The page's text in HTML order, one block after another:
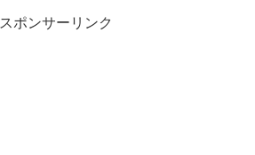
スポンサーリンク